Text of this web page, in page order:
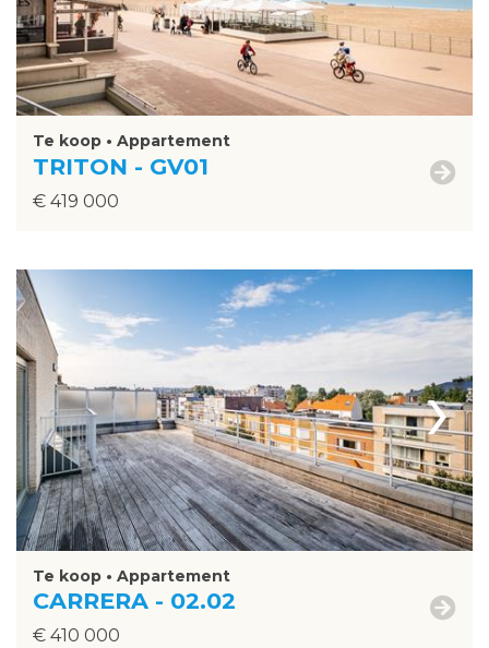
Te koop • Appartement
TRITON - GV01
€ 419 000
›
Te koop • Appartement
CARRERA - 02.02
€ 410 000